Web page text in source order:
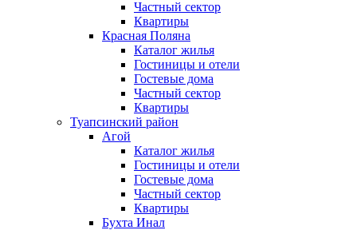
Частный сектор
Квартиры
Красная Поляна
Каталог жилья
Гостиницы и отели
Гостевые дома
Частный сектор
Квартиры
Туапсинский район
Агой
Каталог жилья
Гостиницы и отели
Гостевые дома
Частный сектор
Квартиры
Бухта Инал